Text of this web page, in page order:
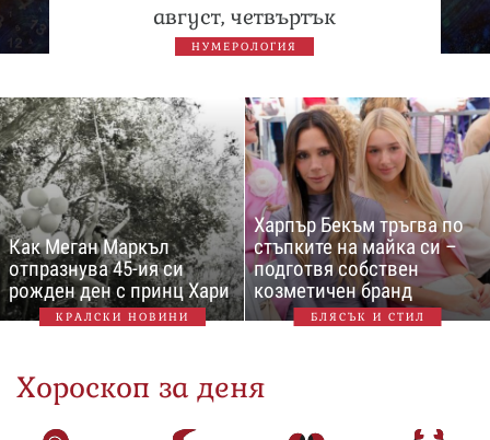
август, четвъртък
НУМЕРОЛОГИЯ
Как Меган Маркъл
отпразнува 45-ия си
рожден ден с принц Хари
КРАЛСКИ НОВИНИ
Харпър Бекъм тръгва по
стъпките на майка си –
подготвя собствен
козметичен бранд
БЛЯСЪК И СТИЛ
Хороскоп за деня